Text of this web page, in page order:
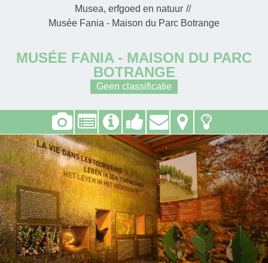
Musea, erfgoed en natuur
Musée Fania - Maison du Parc Botrange
MUSÉE FANIA - MAISON DU PARC
BOTRANGE
Geen classificatie